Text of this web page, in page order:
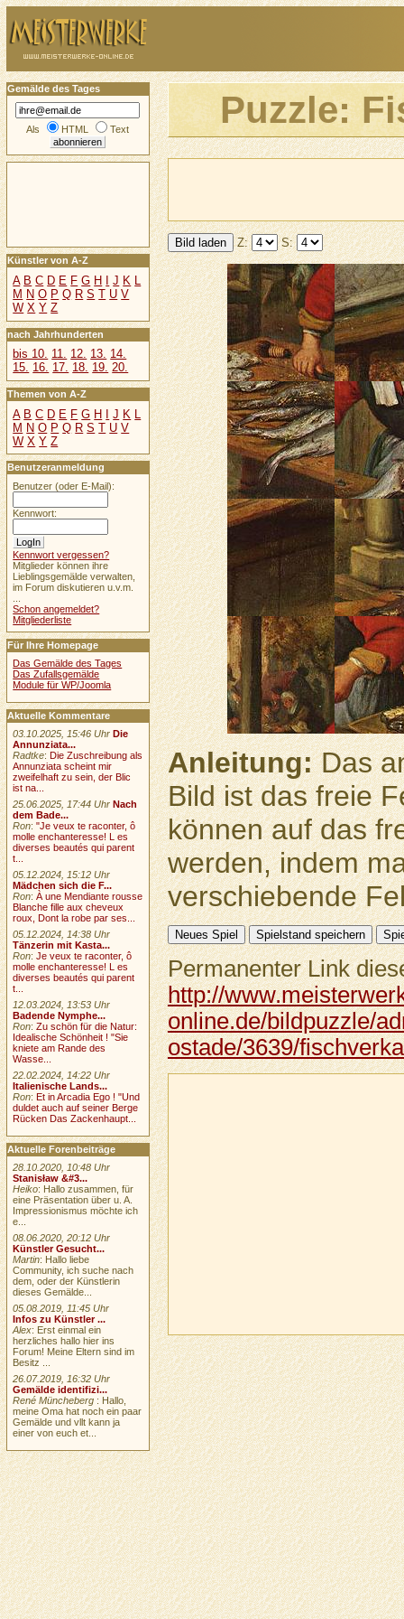
Puzzle:
Z: S:
Anleitung:Das
Bild ist das freie
können auf das
werden, indem
verschiebende
Permanenter Link
http://
online.de/bildpuzzle/
ostade/3639/
Gemälde des Tages
Als HTML Text
Künstler von A-Z
A B C D E F G H J K L
M N O P Q R S T U V
W X Y Z
nach Jahrhunderten
bis 10. 11. 12. 13. 14.
15. 16. 17. 18. 19. 20.
Themen von A-Z
A B C D E F G H I J K L
M N O P Q R S T U V
W X Y Z
Benutzeranmeldung
Benutzer (oder E-Mail):
Kennwort:
Kennwort vergessen?
Mitglieder können ihre
Lieblingsgemälde verwalten,
im Forum diskutieren u.v.m.
Schon angemeldet?
Mitgliederliste
Für Ihre Homepage
Das Gemälde des Tages
Das Zufallsgemälde
Module für WP/Joomla
Aktuelle Kommentare
03.10.2025, 15:46 Uhr Die
Annunziata...
Radtke: Die Zuschreibung als
Annunziata scheint mir
zweifelhaft zu sein, der Blic
ist na...
25.06.2025, 17:44 Uhr Nach
dem Bade...
Ron:"Je veux te raconter, ô
molle enchanteresse! L es
diverses beautés qui parent
t...
05.12.2024, 15:12 Uhr
Mädchen sich die F...
Ron:À une Mendiante rousse
Blanche fille aux cheveux
roux, Dont la robe par ses...
05.12.2024, 14:38 Uhr
Tänzerin mit Kasta...
Ron:Je veux te raconter, ô
molle enchanteresse! L es
diverses beautés qui parent
t...
12.03.2024, 13:53 Uhr
Badende Nymphe...
Ron:Zu schön für die Natur:
Idealische Schönheit ! "Sie
kniete am Rande des
Wasse...
22.02.2024, 14:22 Uhr
Italienische Lands...
Ron:Et in Arcadia Ego ! "Und
duldet auch auf seiner Berge
Rücken Das Zackenhaupt...
Aktuelle Forenbeiträge
28.10.2020, 10:48 Uhr
Stanisław &#3...
Heiko: Hallo zusammen, für
eine Präsentation über u. A.
Impressionismus möchte ich
e...
08.06.2020, 20:12 Uhr
Künstler Gesucht...
Martin: Hallo liebe
Community, ich suche nach
dem, oder der Künstlerin
dieses Gemälde...
05.08.2019, 11:45 Uhr
Infos zu Künstler ...
Alex: Erst einmal ein
herzliches hallo hier ins
Forum! Meine Eltern sind im
Besitz ...
26.07.2019, 16:32 Uhr
Gemälde identifizi...
René Müncheberg : Hallo,
meine Oma hat noch ein paar
Gemälde und vllt kann ja
einer von euch et...